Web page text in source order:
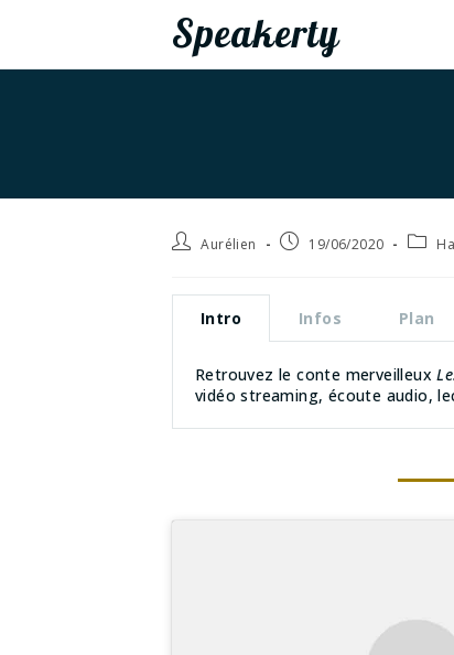
Speakerty
Aurélien 19/06/2020
Intro Infos Plan
Retrouvez le conte merveilleux
vidéo streaming, écoute audio,